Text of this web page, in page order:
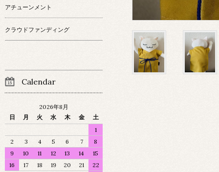
アチューンメント
クラウドファンディング
Calendar
2026年8月
日
月 火 水 木 金
土
1
2
3 4 5 6 7
8
9
10 11 12 13 14
15
16
17 18 19 20 21
22